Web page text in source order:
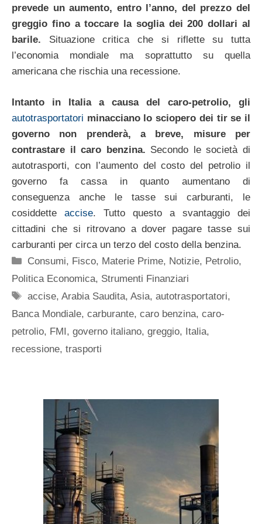
prevede un aumento, entro l’anno, del prezzo del
greggio fino a toccare la soglia dei 200 dollari al
barile. Situazione critica che si riflette su tutta
l’economia mondiale ma soprattutto su quella
americana che rischia una recessione.
Intanto in Italia a causa del caro-petrolio, gli
autotrasportatori minacciano lo sciopero dei tir se il
governo non prenderà, a breve, misure per
contrastare il caro benzina. Secondo le società di
autotrasporti, con l’aumento del costo del petrolio il
governo fa cassa in quanto aumentano di
conseguenza anche le tasse sui carburanti, le
cosiddette accise. Tutto questo a svantaggio dei
cittadini che si ritrovano a dover pagare tasse sui
carburanti per circa un terzo del costo della benzina.
Categorie
Consumi, Fisco, Materie Prime, Notizie, Petrolio,
Politica Economica, Strumenti Finanziari
Tag
accise,Arabia Saudita,Asia,autotrasportatori,
Banca Mondiale, carburante, caro benzina, caro-
petrolio, FMI, governo italiano, greggio, Italia,
recessione, trasporti